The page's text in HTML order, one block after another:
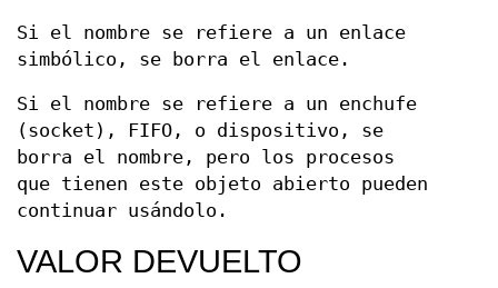
Si el nombre se refiere a un enlace
simbólico, se borra el enlace.
Si el nombre se refiere a un enchufe
(socket), FIFO, o dispositivo, se
borra el nombre, pero los procesos
que tienen este objeto abierto pueden
continuar usándolo.
VALOR DEVUELTO